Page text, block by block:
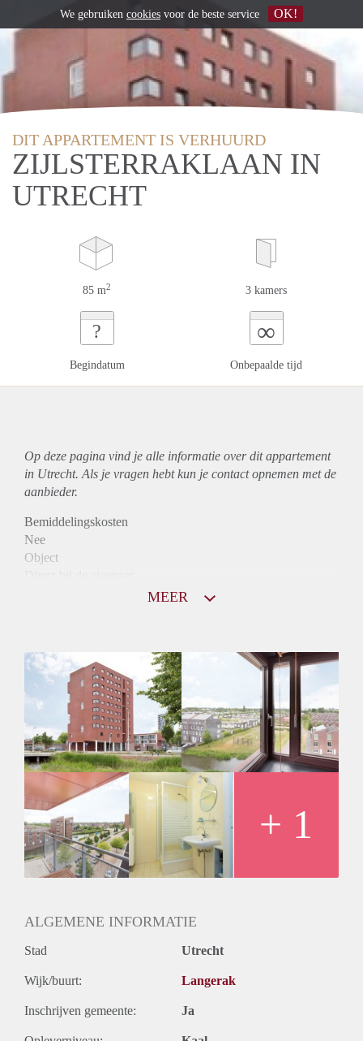
DIT APPARTEMENT IS VERHUURD
ZIJLSTERRAKLAAN IN
UTRECHT
85 m2 3 kamers
?
Begindatum
∞
Onbepaalde tijd
Op deze pagina vind je alle informatie over ditappartement
in Utrecht. Als je vragen hebt kun je contact opnemen met de
aanbieder.
Bemiddelingskosten
Nee
Object
Huurtoeslag
Niet mogelijk
Inkomen eis
3,2 X De bruto Huur
Huurtermijn
Onbepaalde termijn
Oplevering
Kaal
MEER
+ 1
ALGEMENE INFORMATIE
Stad Utrecht
Wijk/buurt: Langerak
Inschrijven gemeente: Ja
We gebruiken cookies voor de beste service OK!